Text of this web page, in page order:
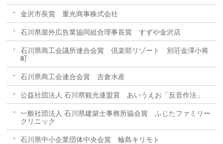
金沢市長賞 重光商事株式会社
石川県屋外広告業協同組合理事長賞 すずや金沢店
石川県商工会議所連合会賞 倶楽部リゾート 別荘金澤小将
町
石川県商工会連合会賞 吉倉水産
公益社団法人 石川県観光連盟賞 あいうえお「反音作法」
一般社団法人 石川県建築士事務所協会賞 ふじたファミリー
クリニック
石川県中小企業団体中央会賞 輪島キリモト